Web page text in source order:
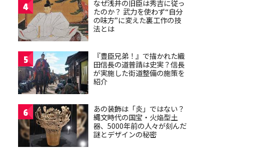
4
なぜ浅井の旧臣は秀吉に従っ
たのか？ 武力を使わず“自分
の味方”に変えた裏工作の技
法とは
5
『豊臣兄弟！』で描かれた織
田信長の道普請は史実？信長
が実施した街道整備の施策を
紹介
6
あの装飾は「炎」ではない？
縄文時代の国宝・火焔型土
器、5000年前の人々が刻んだ
謎とデザインの秘密